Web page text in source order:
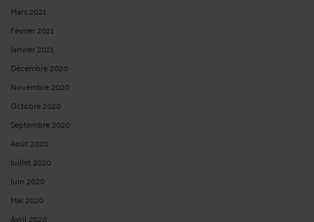
Mars 2021
Février 2021
Janvier 2021
Décembre 2020
Novembre 2020
Octobre 2020
Septembre 2020
Août 2020
Juillet 2020
Juin 2020
Mai 2020
Avril 2020